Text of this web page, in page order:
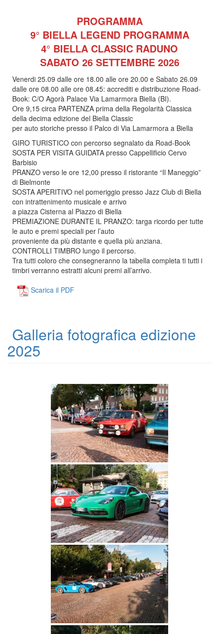
PROGRAMMA
9° BIELLA LEGEND PROGRAMMA
4° BIELLA CLASSIC RADUNO
SABATO 26 SETTEMBRE 2026
Venerdi 25.09 dalle ore 18.00 alle ore 20.00 e Sabato 26.09
dalle ore 08.00 alle ore 08.45: accrediti e distribuzione Road-
Book: C/O Agorà Palace Via Lamarmora Biella (BI).
Ore 9,15 circa PARTENZA prima della Regolarità Classica
della decima edizione del Biella Classic
per auto storiche presso il Palco di Via Lamarmora a Biella
GIRO TURISTICO con percorso segnalato da Road-Book
SOSTA PER VISITA GUIDATA presso Cappellificio Cervo
Barbisio
PRANZO verso le ore 12,00 presso il ristorante “Il Maneggio”
di Bielmonte
SOSTA APERITIVO nel pomeriggio presso Jazz Club di Biella
con intrattenimento musicale e arrivo
a piazza Cisterna al Piazzo di Biella
PREMIAZIONE DURANTE IL PRANZO: targa ricordo per tutte
le auto e premi speciali per l’auto
proveniente da più distante e quella più anziana.
CONTROLLI TIMBRO lungo il percorso.
Tra tutti coloro che consegneranno la tabella completa ti tutti i
timbri verranno estratti alcuni premi all’arrivo.
Scarica il PDF
Galleria fotografica edizione
2025